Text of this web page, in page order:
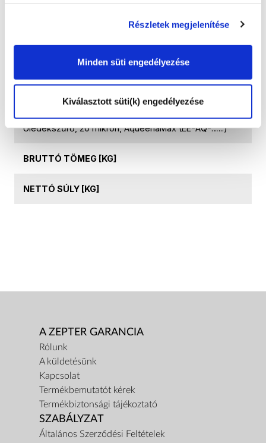
Részletek megjelenítése
Minden süti engedélyezése
Kiválasztott süti(k) engedélyezése
bízza szakképzett technikusainkra. Elérhetőség: Barta
István +36-30-933-3485, waterminator@gmail.com
EE-AQ-20
TERMÉK NEVE
Üledékszűrő, 20 mikron, AqueenaMax (EE-AQ-…...)
BRUTTÓ TÖMEG [KG]
NETTÓ SÚLY [KG]
A ZEPTER GARANCIA
Rólunk
A küldetésünk
Kapcsolat
Termékbemutatót kérek
Termékbiztonsági tájékoztató
SZABÁLYZAT
Általános Szerződési Feltételek